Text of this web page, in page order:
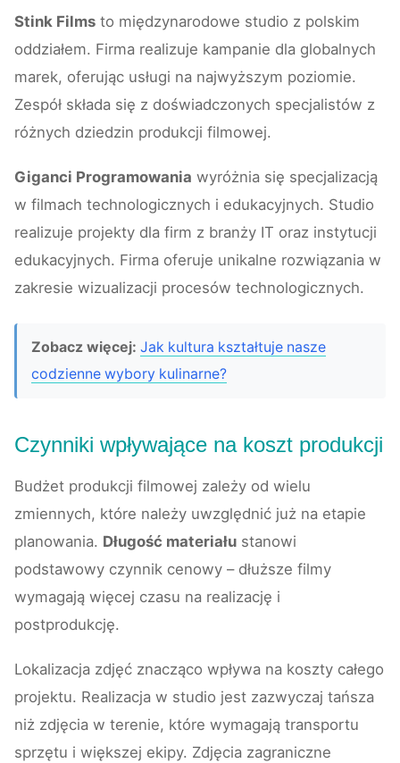
Stink Films to międzynarodowe studio z polskim
oddziałem. Firma realizuje kampanie dla globalnych
marek, oferując usługi na najwyższym poziomie.
Zespół składa się z doświadczonych specjalistów z
różnych dziedzin produkcji filmowej.
Giganci Programowania wyróżnia się specjalizacją
w filmach technologicznych i edukacyjnych. Studio
realizuje projekty dla firm z branży IT oraz instytucji
edukacyjnych. Firma oferuje unikalne rozwiązania w
zakresie wizualizacji procesów technologicznych.
Zobacz więcej: Jak kultura kształtuje nasze
codzienne wybory kulinarne?
Czynniki wpływające na koszt produkcji
Budżet produkcji filmowej zależy od wielu
zmiennych, które należy uwzględnić już na etapie
planowania. Długość materiału stanowi
podstawowy czynnik cenowy – dłuższe filmy
wymagają więcej czasu na realizację i
postprodukcję.
Lokalizacja zdjęć znacząco wpływa na koszty całego
projektu. Realizacja w studio jest zazwyczaj tańsza
niż zdjęcia w terenie, które wymagają transportu
sprzętu i większej ekipy. Zdjęcia zagraniczne